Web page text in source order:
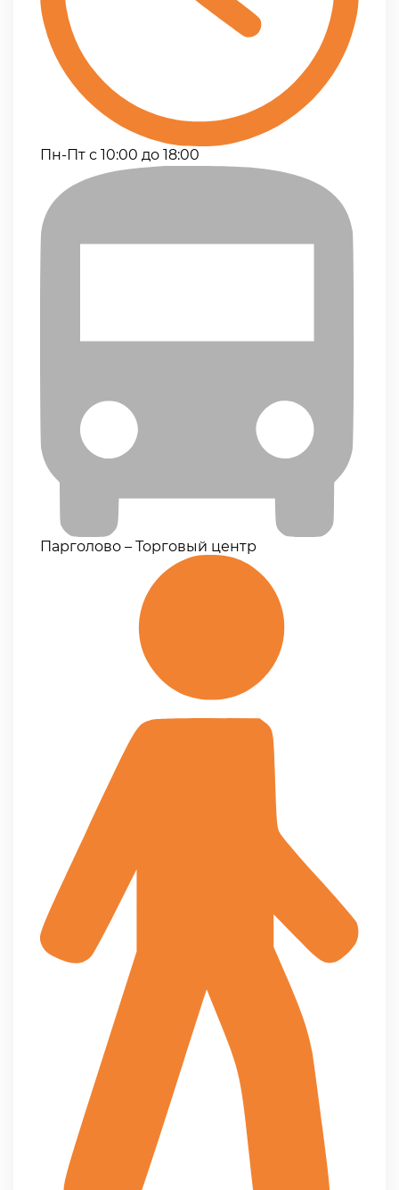
Пн-Пт с 10:00 до 18:00
Парголово – Торговый центр